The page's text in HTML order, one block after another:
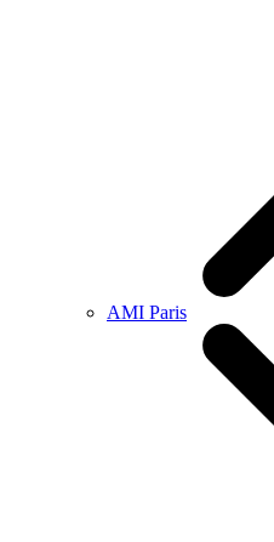
AMI Paris